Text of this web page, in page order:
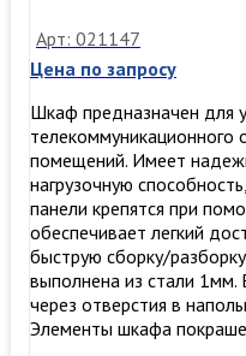
Арт: 021147
Цена по запросу
Шкаф предназначен для
телекоммуникационного
помещений. Имеет
нагрузочную
панели крепятся при
обеспечивает легкий
быструю сборку/
выполнена из стали 1мм.
через отверстия в
Элементы шкафа